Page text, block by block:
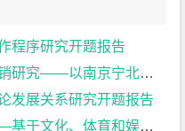
程序研究开题报告
北轨道交通有限公司为例开题报告
发展关系研究开题报告
娱乐业上市公司的实证研究开题报告